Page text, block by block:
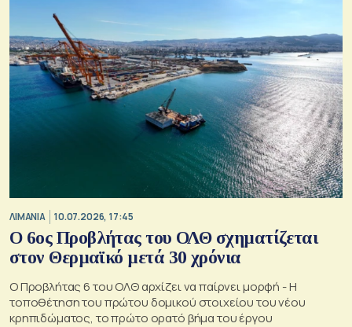
ΛΙΜΑΝΙΑ 10.07.2026, 17:45
Ο 6ος Προβλήτας του ΟΛΘ σχηματίζεται
στον Θερμαϊκό μετά 30 χρόνια
Ο Προβλήτας 6 του ΟΛΘ αρχίζει να παίρνει μορφή - Η
τοποθέτηση του πρώτου δομικού στοιχείου του νέου
κρηπιδώματος, το πρώτο ορατό βήμα του έργου